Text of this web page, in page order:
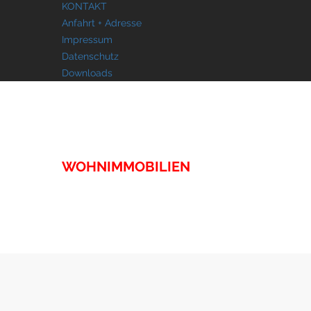
KONTAKT
Anfahrt + Adresse
Impressum
Datenschutz
Downloads
WOHNIMMOBILIEN